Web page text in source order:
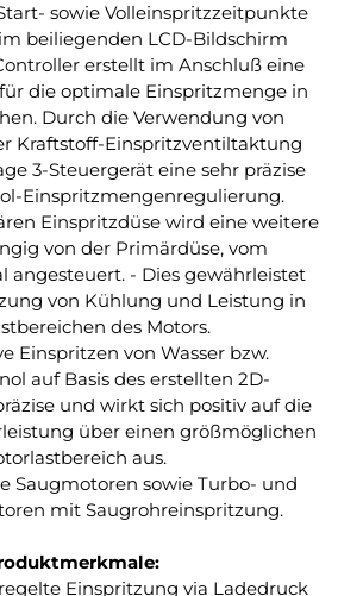
sowie Volleinspritzzeitpunkte
beiliegenden LCD-Bildschirm
erstellt im Anschluß eine
die optimale Einspritzmenge in
Durch die Verwendung von
Kraftstoff-Einspritzventiltaktung
3-Steuergerät eine sehr präzise
Einspritzmengenregulierung.
Einspritzdüse wird eine weitere
von der Primärdüse, vom
angesteuert. - Dies gewährleistet
von Kühlung und Leistung in
des Motors.
Einspritzen von Wasser bzw.
auf Basis des erstellten 2D-
und wirkt sich positiv auf die
über einen größmöglichen
aus.
Saugmotoren sowie Turbo- und
mit Saugrohreinspritzung.
Einspritzung via Ladedruck